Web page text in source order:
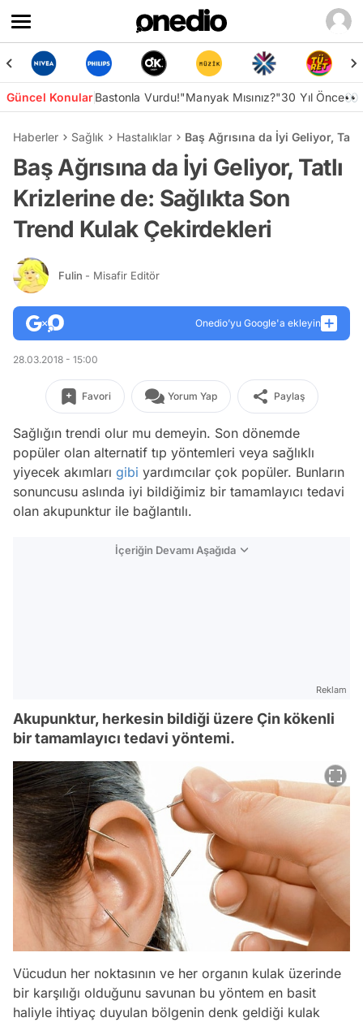
Güncel KonularBastonla Vurdu!"Manyak Mısınız?"30 Yıl Önce👀
Haberler Sağlık Hastalıklar Baş Ağrısına da İyi Geliyor,
Baş Ağrısına da İyi Geliyor, Tatlı
Krizlerine de: Sağlıkta Son
Trend Kulak Çekirdekleri
Fulin - Misafir Editör
Onedio’yu Google'a ekleyin
28.03.2018 - 15:00
Favori Yorum Yap Paylaş
Sağlığın trendi olur mu demeyin. Son dönemde
popüler olan alternatif tıp yöntemleri veya sağlıklı
yiyecek akımları gibi yardımcılar çok popüler. Bunların
sonuncusu aslında iyi bildiğimiz bir tamamlayıcı tedavi
olan akupunktur ile bağlantılı.
İçeriğin Devamı Aşağıda
Reklam
Akupunktur, herkesin bildiği üzere Çin kökenli
bir tamamlayıcı tedavi yöntemi.
Vücudun her noktasının ve her organın kulak üzerinde
bir karşılığı olduğunu savunan bu yöntem en basit
haliyle ihtiyaç duyulan bölgenin denk geldiği kulak